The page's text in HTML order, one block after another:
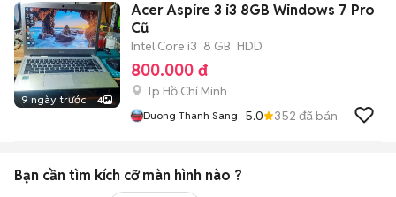
9 ngày trước 4
Acer Aspire 3 i3 8GB Windows 7 Pro
Cũ
Intel Core i3 8 GB HDD
800.000 đ
Tp Hồ Chí Minh
Duong Thanh Sang 5.0 352 đã bán
Bạn cần tìm kích cỡ màn hình nào ?